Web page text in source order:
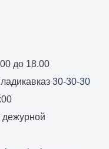
до 18.00
30-30-30
дежурной